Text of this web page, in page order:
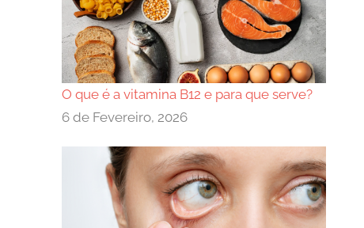
O que é a vitamina B12 e para que serve?
6 de Fevereiro, 2026